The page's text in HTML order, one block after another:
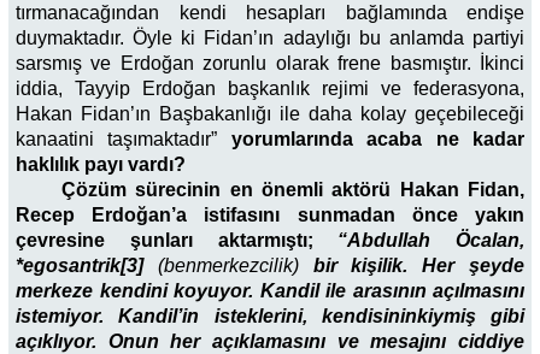
tırmanacağından kendi hesapları bağlamında endişe
duymaktadır. Öyle ki Fidan’ın adaylığı bu anlamda partiyi
sarsmış ve Erdoğan zorunlu olarak frene basmıştır. İkinci
iddia, Tayyip Erdoğan başkanlık rejimi ve federasyona,
Hakan Fidan’ın Başbakanlığı ile daha kolay geçebileceği
kanaatini taşımaktadır” yorumlarında acaba ne kadar
haklılık payı vardı?
Çözüm sürecinin en önemli aktörü Hakan Fidan,
Recep Erdoğan’a istifasını sunmadan önce yakın
çevresine şunları aktarmıştı; “Abdullah Öcalan,
*egosantrik[3] (benmerkezcilik)bir kişilik. Her şeyde
merkeze kendini koyuyor. Kandil ile arasının açılmasını
istemiyor. Kandil’in isteklerini, kendisininkiymiş gibi
açıklıyor. Onun her açıklamasını ve mesajını ciddiye